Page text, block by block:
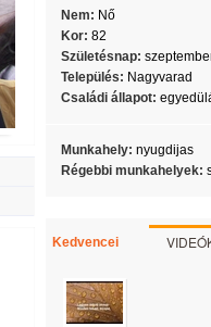
Nem: Nő
Kor: 82
Születésnap:
Település: Nagyvarad
Családi állapot:
Munkahely: nyugdijas
Régebbi munkahelyek:
Kedvencei